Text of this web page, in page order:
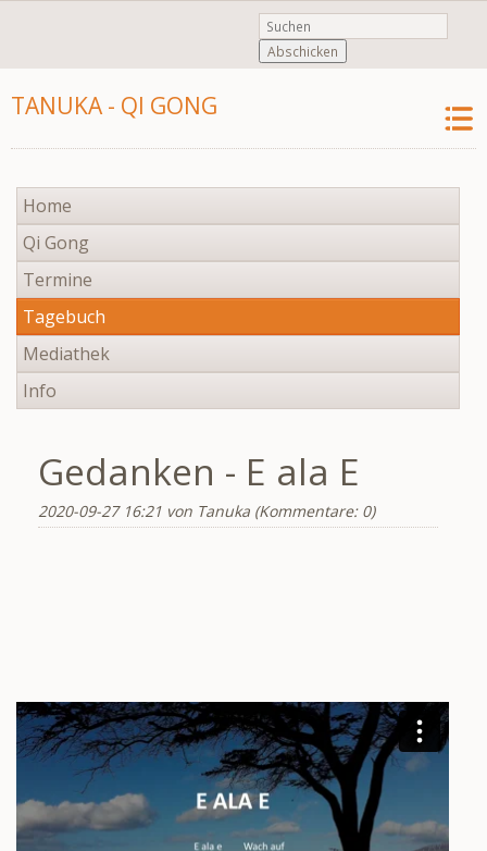
Abschicken
TANUKA - QI GONG
Navigation
überspringen
Home
Qi Gong
Termine
Tagebuch
Mediathek
Info
Gedanken - E ala E
2020-09-27 16:21 von Tanuka (Kommentare: 0)